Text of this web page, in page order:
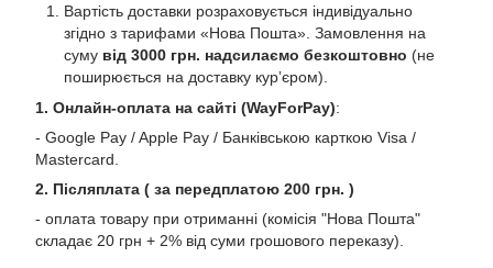
Вартість доставки розраховується індивідуально
згідно з тарифами «Нова Пошта». Замовлення на
суму від 3000 грн. надсилаємо безкоштовно (не
поширюється на доставку курʼєром).
1. Онлайн-оплата на сайті (WayForPay):
- Google Pay / Apple Pay / Банківською карткою Visa /
Mastercard.
2. Післяплата ( за передплатою 200 грн. )
- оплата товару при отриманні (комісія "Нова Пошта"
складає 20 грн + 2% від суми грошового переказу).